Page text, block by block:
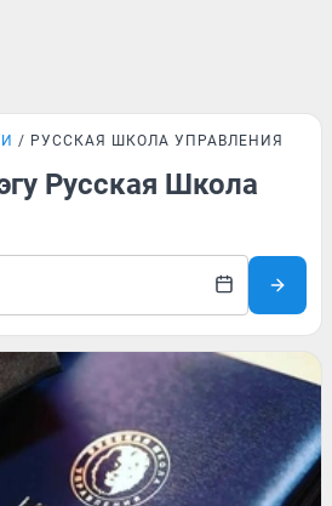
РУССКАЯ ШКОЛА УПРАВЛЕНИЯ
Русская Школа